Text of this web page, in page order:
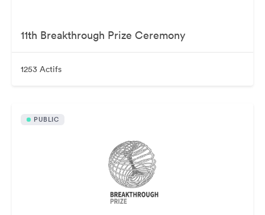
11th Breakthrough Prize Ceremony
1253 Actifs
PUBLIC